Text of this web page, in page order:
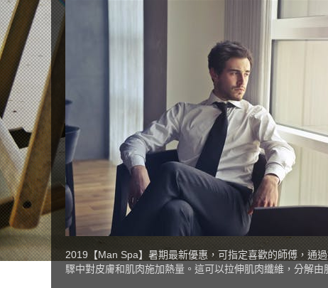
2019【Man Spa】暑期最新優惠，可指定喜歡的師傅，通
驟中對皮膚和肌肉施加熱量。這可以拉伸肌肉纖維，分解